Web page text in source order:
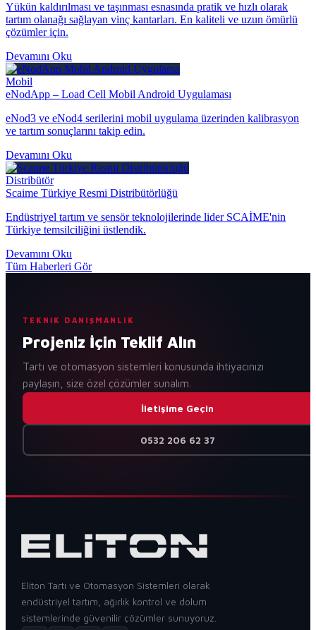
Yükün kaldırılması ve taşınması esnasında pratik ve hızlı olarak
tartım olanağı sağlayan vinç kantarları. En kaliteli ve uzun ömürlü
çözümler için.
Devamını Oku
Mobil
eNodApp – Load Cell Mobil Android Uygulaması
eNod3 ve eNod4 serilerini mobil uygulama üzerinden kalibrasyon
ve tartım sonuçlarını takip edin.
Devamını Oku
Distribütör
Scaime Türkiye Resmi Distribütörlüğü
Endüstriyel tartım ve sensör teknolojilerinde lider SCAİME'nin
Türkiye temsilciliğini üstlendik.
Devamını Oku
Tüm Haberleri Gör
TEKNIK DANIŞMANLIK
Projeniz İçin Teklif Alın
Tartı ve otomasyon sistemleri konusunda ihtiyacınızı
paylaşın, size özel çözümler sunalım.
İletişime Geçin
0532 206 62 37
Eliton Tartı ve Otomasyon Sistemleri olarak
endüstriyel tartım, ağırlık kontrol ve dolum
sistemlerinde güvenilir çözümler sunuyoruz.